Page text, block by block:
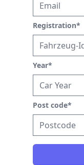
Registration*
Year*
Post code*